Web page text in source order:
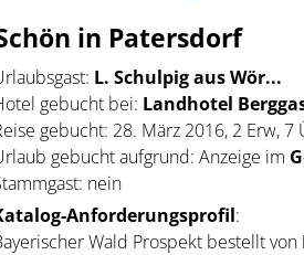
in Patersdorf
L. Schulpig aus Wör...
gebucht bei: Landhotel
gebucht: 28. März 2016, 2 Erw, 7
gebucht aufgrund: Anzeige im
nein
Anforderungsprofil:
Wald Prospekt bestellt von